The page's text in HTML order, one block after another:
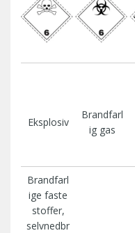
Eksplosiv
Brandfarl
ig gas
Brandfarl
ige faste
stoffer,
selvnedbr